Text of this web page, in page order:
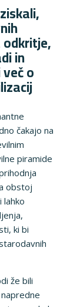
in
o
čakajo na
piramide
obstoj
lahko
ki bi
že bili